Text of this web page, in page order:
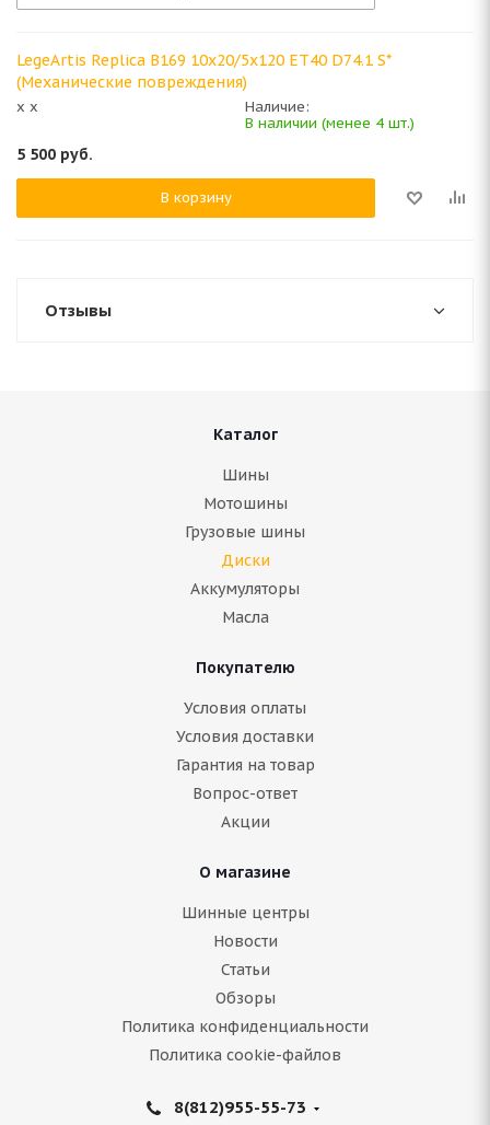
LegeArtis Replica B169 10x20/5x120 ET40 D74.1 S*
(Механические повреждения)
x x
Наличие:
В наличии (менее 4 шт.)
5 500 руб.
В корзину
Отзывы
Каталог
Шины
Мотошины
Грузовые шины
Диски
Аккумуляторы
Масла
Покупателю
Условия оплаты
Условия доставки
Гарантия на товар
Вопрос-ответ
Акции
О магазине
Шинные центры
Новости
Статьи
Обзоры
Политика конфиденциальности
Политика cookie-файлов
8(812)955-55-73